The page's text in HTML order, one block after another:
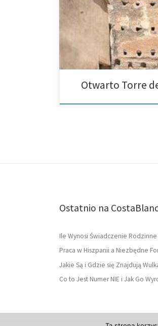
Otwarto Torre
Ostatnio na
Ile Wynosi Świadczenie Rodzinne
Praca w Hiszpanii a Niezbędne
Jakie Są i Gdzie się Znajdują
Co to Jest Numer NIE i Jak Go